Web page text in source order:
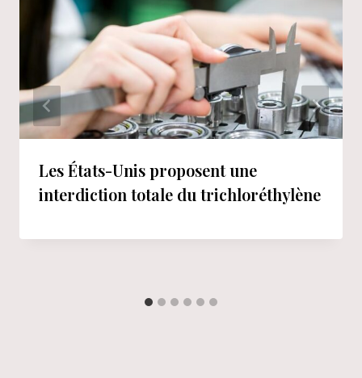
Les États-Unis proposent une
interdiction totale du trichloréthylène